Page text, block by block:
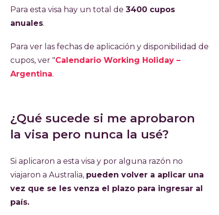
Para esta visa hay un total de 3400 cupos
anuales.
Para ver las fechas de aplicación y disponibilidad de
cupos, ver "Calendario Working Holiday –
Argentina.
¿Qué sucede si me aprobaron
la visa pero nunca la usé?
Si aplicaron a esta visa y por alguna razón no
viajaron a Australia, pueden volver a aplicar una
vez que se les venza el plazo para ingresar al
país.